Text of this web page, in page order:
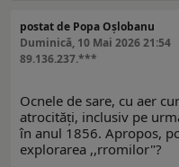
postat de Popa Oșlobanu
Duminică, 10 Mai 2026 21:54
89.136.237.***
Ocnele de sare, cu aer
atrocități, inclusiv pe
în anul 1856. Apropos,
explorarea ,,rromilor"?